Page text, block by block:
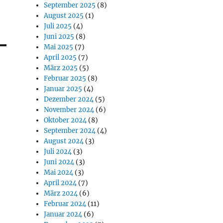
September 2025 (8)
August 2025 (1)
Juli 2025 (4)
Juni 2025 (8)
Mai 2025 (7)
April 2025 (7)
März 2025 (5)
Februar 2025 (8)
Januar 2025 (4)
Dezember 2024(5)
November 2024(6)
Oktober 2024(8)
September 2024(4)
August 2024(3)
Juli 2024(3)
Juni 2024(3)
Mai 2024(3)
April 2024(7)
März 2024(6)
Februar 2024(11)
Januar 2024(6)